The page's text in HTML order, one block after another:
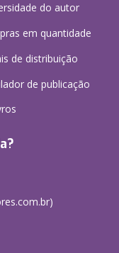
do autor
em quantidade
de distribuição
de publicação